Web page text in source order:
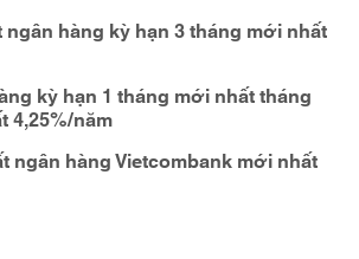
ngân hàng kỳ hạn 3 tháng mới nhất
kỳ hạn 1 tháng mới nhất tháng
4,25%/năm
ngân hàng Vietcombank mới nhất